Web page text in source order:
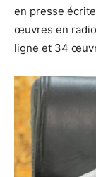
en presse
œuvres en
ligne et 34